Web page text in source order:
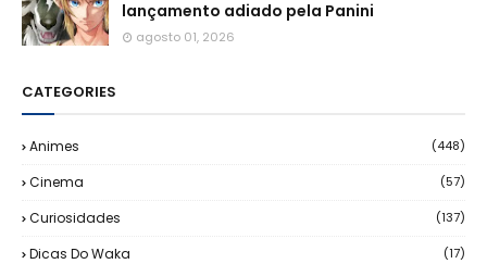
lançamento adiado pela Panini
agosto 01, 2026
CATEGORIES
Animes (448)
Cinema (57)
Curiosidades (137)
Dicas Do Waka (17)